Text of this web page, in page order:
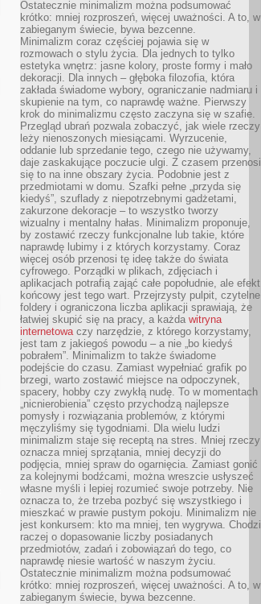
Ostatecznie minimalizm można podsumować
krótko: mniej rozproszeń, więcej uważności. A to, w
zabieganym świecie, bywa bezcenne.
Minimalizm coraz częściej pojawia się w
rozmowach o stylu życia. Dla jednych to tylko
estetyka wnętrz: jasne kolory, proste formy i mało
dekoracji. Dla innych – głęboka filozofia, która
zakłada świadome wybory, ograniczanie nadmiaru i
skupienie na tym, co naprawdę ważne. Pierwszy
krok do minimalizmu często zaczyna się w szafie.
Przegląd ubrań pozwala zobaczyć, jak wiele rzeczy
leży nienoszonych miesiącami. Wyrzucenie,
oddanie lub sprzedanie tego, czego nie używamy,
daje zaskakujące poczucie ulgi. Z czasem przenosi
się to na inne obszary życia. Podobnie jest z
przedmiotami w domu. Szafki pełne „przyda się
kiedyś”, szuflady z niepotrzebnymi gadżetami,
zakurzone dekoracje – to wszystko tworzy
wizualny i mentalny hałas. Minimalizm proponuje,
by zostawić rzeczy funkcjonalne lub takie, które
naprawdę lubimy i z których korzystamy. Coraz
więcej osób przenosi tę ideę także do świata
cyfrowego. Porządki w plikach, zdjęciach i
aplikacjach potrafią zająć całe popołudnie, ale efekt
końcowy jest tego wart. Przejrzysty pulpit, czytelne
foldery i ograniczona liczba aplikacji sprawiają, że
łatwiej skupić się na pracy, a każda witryna
internetowaczy narzędzie, z którego korzystamy,
jest tam z jakiegoś powodu – a nie „bo kiedyś
pobrałem”. Minimalizm to także świadome
podejście do czasu. Zamiast wypełniać grafik po
brzegi, warto zostawić miejsce na odpoczynek,
spacery, hobby czy zwykłą nudę. To w momentach
„nicnierobienia” często przychodzą najlepsze
pomysły i rozwiązania problemów, z którymi
męczyliśmy się tygodniami. Dla wielu ludzi
minimalizm staje się receptą na stres. Mniej rzeczy
oznacza mniej sprzątania, mniej decyzji do
podjęcia, mniej spraw do ogarnięcia. Zamiast gonić
za kolejnymi bodźcami, można wreszcie usłyszeć
własne myśli i lepiej rozumieć swoje potrzeby. Nie
oznacza to, że trzeba pozbyć się wszystkiego i
mieszkać w prawie pustym pokoju. Minimalizm nie
jest konkursem: kto ma mniej, ten wygrywa. Chodzi
raczej o dopasowanie liczby posiadanych
przedmiotów, zadań i zobowiązań do tego, co
naprawdę niesie wartość w naszym życiu.
Ostatecznie minimalizm można podsumować
krótko: mniej rozproszeń, więcej uważności. A to, w
zabieganym świecie, bywa bezcenne.